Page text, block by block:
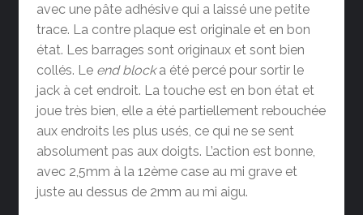
avec une pâte adhésive qui a laissé une petite
trace. La contre plaque est originale et en bon
état. Les barrages sont originaux et sont bien
collés. Le end blocka été percé pour sortir le
jack à cet endroit. La touche est en bon état et
joue très bien, elle a été partiellement rebouchée
aux endroits les plus usés, ce qui ne se sent
absolument pas aux doigts. L’action est bonne,
avec 2,5mm à la 12ème case au mi grave et
juste au dessus de 2mm au mi aigu.